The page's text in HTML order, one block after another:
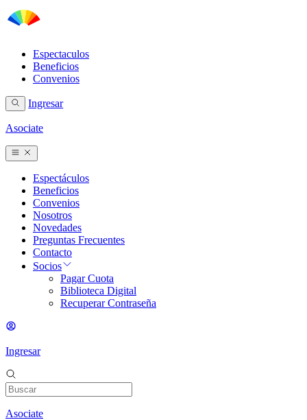
Espectaculos
Beneficios
Convenios
Ingresar
Asociate
Espectáculos
Beneficios
Convenios
Nosotros
Novedades
Preguntas Frecuentes
Contacto
Socios
Pagar Cuota
Biblioteca Digital
Recuperar Contraseña
Ingresar
Asociate